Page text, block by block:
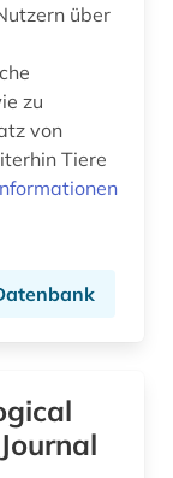
über
zu
von
Tiere